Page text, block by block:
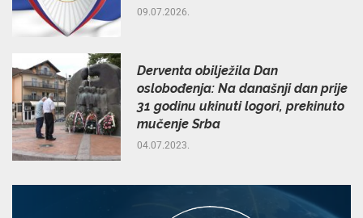
09.07.2026.
Derventa obilježila Dan
oslobođenja: Na današnji dan prije
31 godinu ukinuti logori, prekinuto
mučenje Srba
04.07.2023.